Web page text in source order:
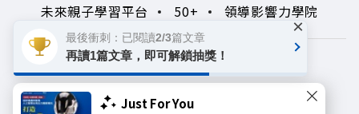
Just For You
未來親子學習平台
50+ 領導影響力學院
著作權聲明
隱私權政策
Copyright© 1999~2026
最後衝刺：已閱讀2/3篇文章
再讀1篇文章，即可解鎖抽獎！
×